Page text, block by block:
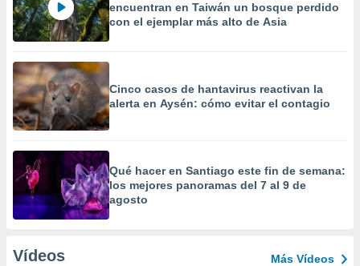
encuentran en Taiwán un bosque perdido
con el ejemplar más alto de Asia
Cinco casos de hantavirus reactivan la
alerta en Aysén: cómo evitar el contagio
Qué hacer en Santiago este fin de semana:
los mejores panoramas del 7 al 9 de
agosto
Vídeos Más Vídeos